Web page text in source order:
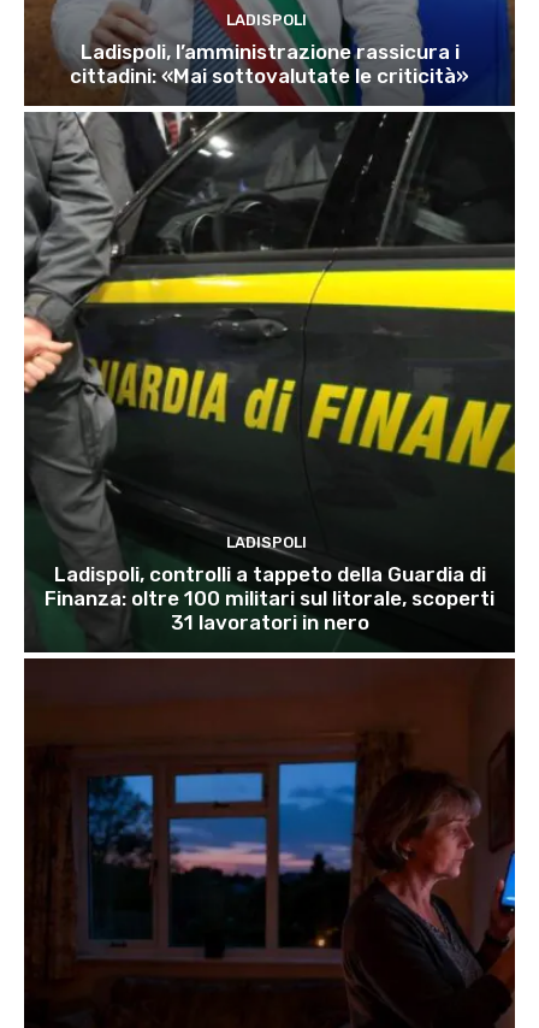
LADISPOLI
Ladispoli, l’amministrazione rassicura i
cittadini: «Mai sottovalutate le criticità»
LADISPOLI
Ladispoli, controlli a tappeto della Guardia di
Finanza: oltre 100 militari sul litorale, scoperti
31 lavoratori in nero